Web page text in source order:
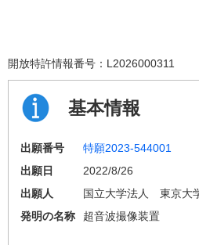
開放特許情報番号： L2026000311
基本情報
出願番号 特願2023-544001
出願日
2022/8/26
出願人
国立大学法人 東京大
発明の名称
超音波撮像装置